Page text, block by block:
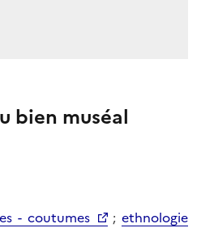
bien muséal
- coutumes ;ethnologie